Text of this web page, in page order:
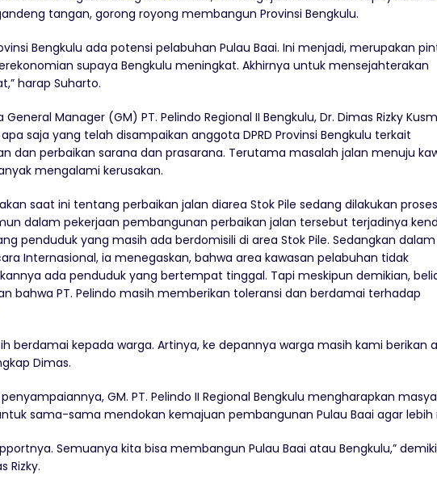
tangan, gorong royong membangun Provinsi Bengkulu.
Bengkulu ada potensi pelabuhan Pulau Baai. Ini menjadi, merupakan
supaya Bengkulu meningkat. Akhirnya untuk mensejahterakan
harap Suharto.
Manager (GM) PT. Pelindo Regional II Bengkulu, Dr. Dimas Rizky
saja yang telah disampaikan anggota DPRD Provinsi Bengkulu terkait
dan perbaikan sarana dan prasarana. Terutama masalah jalan menuju
mengalami kerusakan.
saat ini tentang perbaikan jalan diarea Stok Pile sedang dilakukan proses
dalam pekerjaan pembangunan perbaikan jalan tersebut terjadinya
penduduk yang masih ada berdomisili di area Stok Pile. Sedangkan dalam
Internasional, ia menegaskan, bahwa area kawasan pelabuhan tidak
ada penduduk yang bertempat tinggal. Tapi meskipun demikian,
bahwa PT. Pelindo masih memberikan toleransi dan berdamai terhadap
berdamai kepada warga. Artinya, ke depannya warga masih kami berikan
Dimas.
GM. PT. Pelindo II Regional Bengkulu mengharapkan
sama-sama mendokan kemajuan pembangunan Pulau Baai agar lebih
Semuanya kita bisa membangun Pulau Baai atau Bengkulu,”
Rizky.